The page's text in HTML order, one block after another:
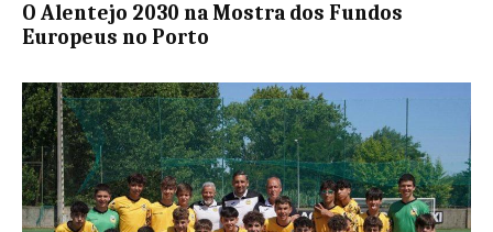
O Alentejo 2030 na Mostra dos Fundos
Europeus no Porto